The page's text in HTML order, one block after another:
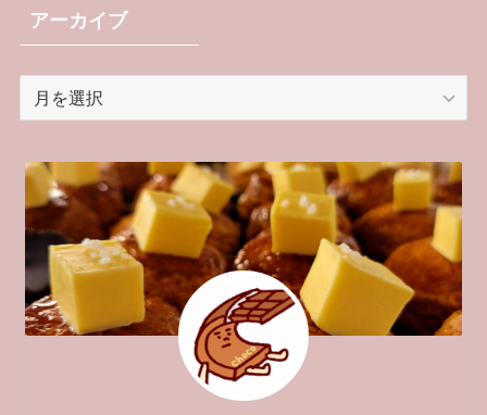
アーカイブ
イ